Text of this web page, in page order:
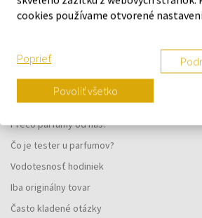
Všeobecné obchodné podmienky
Reklamačný formulár
Spôsob doručenia
Kedy obdržím objednaný tovar?
Prečo parfumy od nás?
Čo je tester u parfumov?
Vodotesnosť hodiniek
Iba originálny tovar
Často kladené otázky
cookies používame otvorené
Poprieť
Povoliť všetko